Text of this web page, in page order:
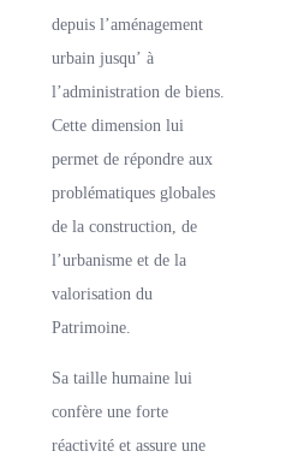
depuis l’aménagement
urbain jusqu’ à
l’administration de biens.
Cette dimension lui
permet de répondre aux
problématiques globales
de la construction, de
l’urbanisme et de la
valorisation du
Patrimoine.
Sa taille humaine lui
confère une forte
réactivité et assure une